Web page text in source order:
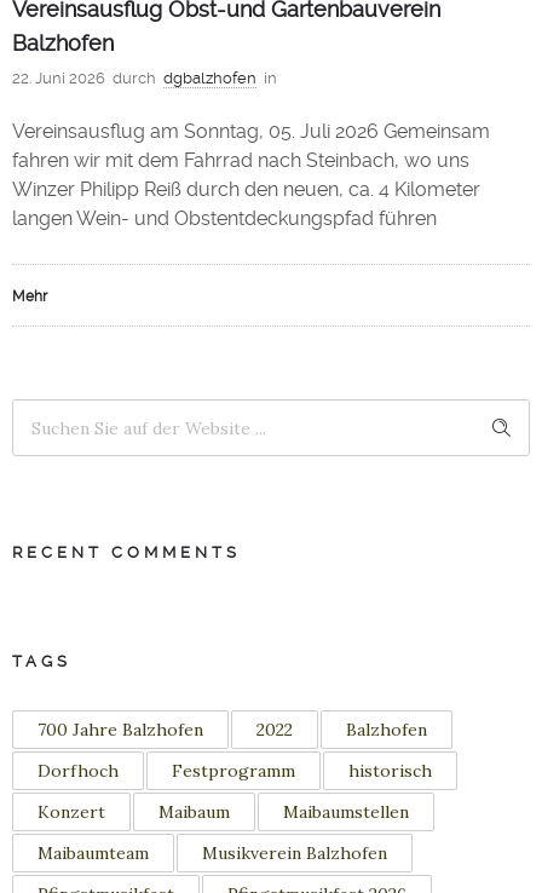
Vereinsausflug Obst-und Gartenbauverein
Balzhofen
22. Juni 2026 durch dgbalzhofen in
Vereinsausflug am Sonntag, 05. Juli 2026 Gemeinsam
fahren wir mit dem Fahrrad nach Steinbach, wo uns
Winzer Philipp Reiß durch den neuen, ca. 4 Kilometer
langen Wein- und Obstentdeckungspfad führen
Mehr
RECENT COMMENTS
TAGS
700 Jahre Balzhofen 2022
Balzhofen
Dorfhoch
Festprogramm
historisch
Konzert
Maibaum
Maibaumstellen
Maibaumteam
Musikverein Balzhofen